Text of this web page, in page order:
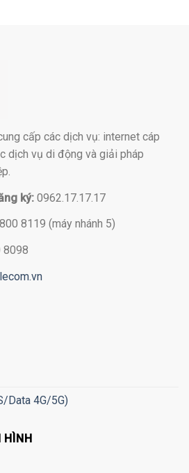
cấp các dịch vụ: internet cáp
dịch vụ di động và giải pháp
ký: 0962.17.17.17
8119 (máy nhánh 5)
8098
Data 4G/5G)
HÌNH